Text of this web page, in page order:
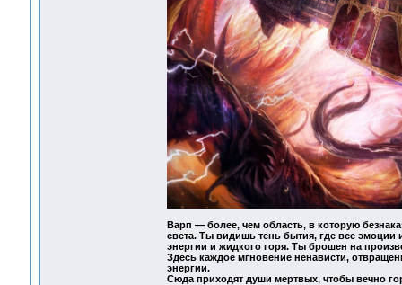
Варп — более, чем область, в которую
света. Ты видишь тень бытия, где все эмоции
энергии и жидкого горя. Ты брошен на
Здесь каждое мгновение ненависти,
энергии.
Сюда приходят души мертвых, чтобы вечно